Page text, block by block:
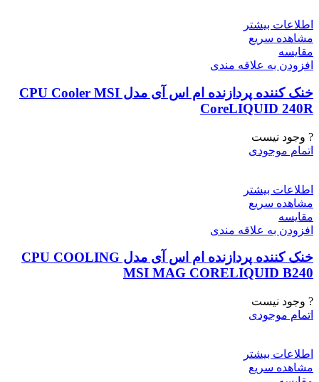
اطلاعات بیشتر
مشاهده سریع
مقایسه
افزودن به علاقه مندی
خنک کننده پردازنده ام اس آی مدل CPU Cooler MSI
CoreLIQUID 240R
? وجود نیست
اتمام موجودی
اطلاعات بیشتر
مشاهده سریع
مقایسه
افزودن به علاقه مندی
خنک کننده پردازنده ام اس آی مدل CPU COOLING
MSI MAG CORELIQUID B240
? وجود نیست
اتمام موجودی
اطلاعات بیشتر
مشاهده سریع